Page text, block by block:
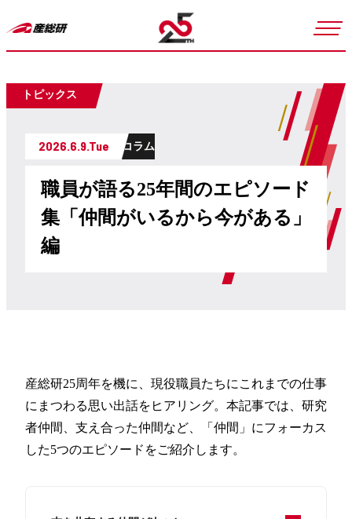
トピックス
2026.6.9.Tue コラム
職員が語る25年間のエピソード
集「仲間がいるから今がある」
編
産総研25周年を機に、現役職員たちにこれまでの仕事
にまつわる思い出話をヒアリング。本記事では、研究
者仲間、支え合った仲間など、「仲間」にフォーカス
した5つのエピソードをご紹介します。